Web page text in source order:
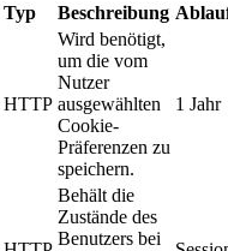
Typ Beschreibung
HTTP
Wird benötigt,
um die vom
Nutzer
ausgewählten
Cookie-
Präferenzen zu
speichern.
1 Jahr
Behält die
Zustände des
Benutzers bei